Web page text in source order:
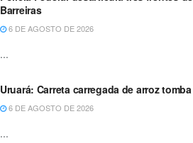
Barreiras
6 DE AGOSTO DE 2026
...
Uruará: Carreta carregada de arroz
6 DE AGOSTO DE 2026
...